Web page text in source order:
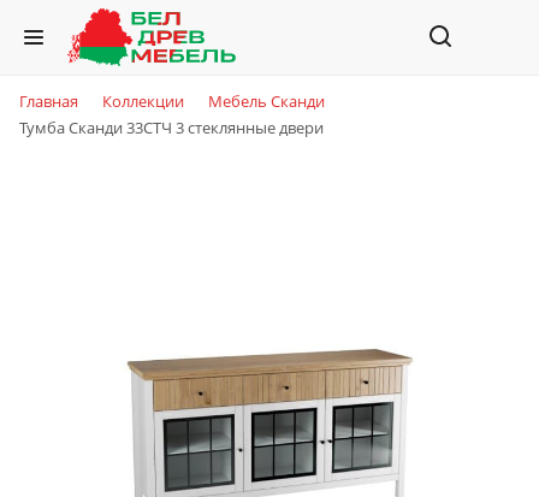
Главная Коллекции
Мебель Сканди
Тумба Сканди 33СТЧ 3 стеклянные двери